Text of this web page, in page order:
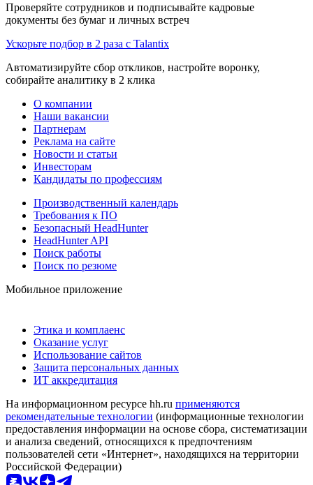
Проверяйте сотрудников и подписывайте кадровые
документы без бумаг и личных встреч
Ускорьте подбор в 2 раза с Talantix
Автоматизируйте сбор откликов, настройте воронку,
собирайте аналитику в 2 клика
О компании
Наши вакансии
Партнерам
Реклама на сайте
Новости и статьи
Инвесторам
Кандидаты по профессиям
Производственный календарь
Требования к ПО
Безопасный HeadHunter
HeadHunter API
Поиск работы
Поиск по резюме
Мобильное приложение
Этика и комплаенс
Оказание услуг
Использование сайтов
Защита персональных данных
ИТ аккредитация
На информационном ресурсе hh.ru применяются
рекомендательные технологии (информационные технологии
предоставления информации на основе сбора, систематизации
и анализа сведений, относящихся к предпочтениям
пользователей сети «Интернет», находящихся на территории
Российской Федерации)